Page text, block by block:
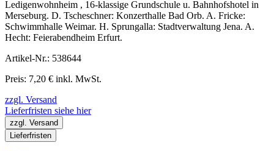
Ledigenwohnheim , 16-klassige Grundschule u. Bahnhofshotel in
Merseburg. D. Tscheschner: Konzerthalle Bad Orb. A. Fricke:
Schwimmhalle Weimar. H. Sprungalla: Stadtverwaltung Jena. A.
Hecht: Feierabendheim Erfurt.
Artikel-Nr.: 538644
Preis: 7,20 € inkl. MwSt.
zzgl. Versand
Lieferfristen siehe hier
zzgl. Versand
Lieferfristen